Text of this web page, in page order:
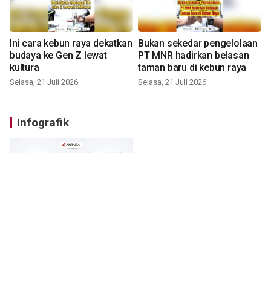
Ini cara kebun raya dekatkan
budaya ke Gen Z lewat
kultura
Selasa, 21 Juli 2026
Bukan sekedar pengelolaan
PT MNR hadirkan belasan
taman baru di kebun raya
Selasa, 21 Juli 2026
Infografik